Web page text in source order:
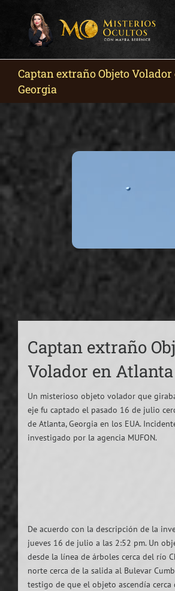
Captan extraño Objeto
Georgia
Captan extraño
Volador en
Un misterioso objeto volador que
eje fu captado el pasado 16 de julio
de Atlanta, Georgia en los EUA.
investigado por la agencia MUFON.
De acuerdo con la descripción de la
jueves 16 de julio a las 2:52 pm. Un
desde la línea de árboles cerca del río
norte cerca de la salida al Bulevar
testigo de que el objeto ascendía cerca